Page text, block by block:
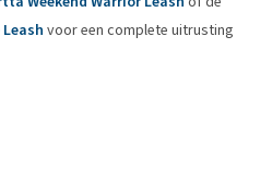
voor een complete uitrusting